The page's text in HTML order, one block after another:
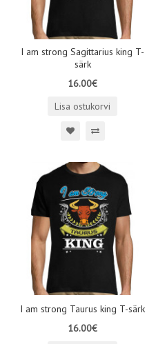
I am strong Sagittarius king T-
särk
16.00€
Lisa ostukorvi
I am strong Taurus king T-särk
16.00€